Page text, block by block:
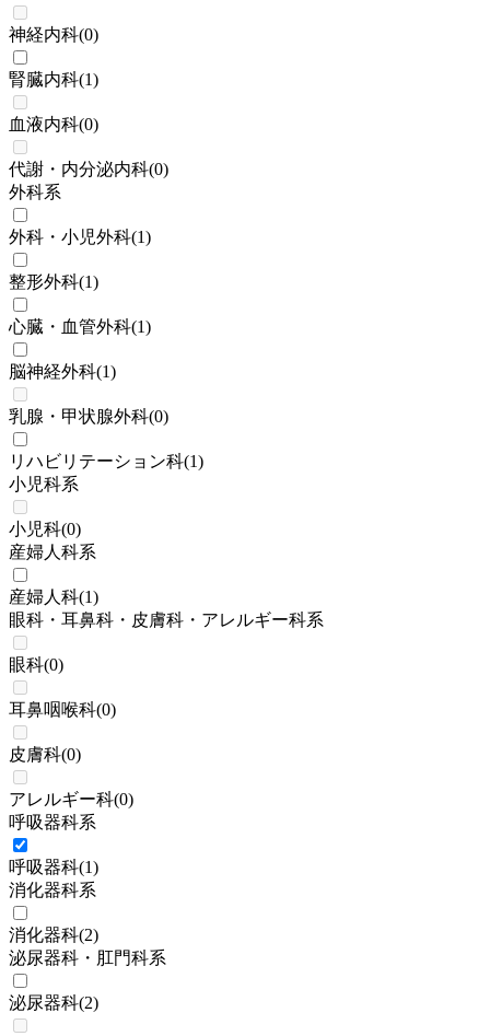
神経内科(0)
腎臓内科(1)
血液内科(0)
代謝・内分泌内科(0)
外科系
外科・小児外科(1)
整形外科(1)
心臓・血管外科(1)
脳神経外科(1)
乳腺・甲状腺外科(0)
リハビリテーション科(1)
小児科系
小児科(0)
産婦人科系
産婦人科(1)
眼科・耳鼻科・皮膚科・アレルギー科系
眼科(0)
耳鼻咽喉科(0)
皮膚科(0)
アレルギー科(0)
呼吸器科系
呼吸器科(1)
消化器科系
消化器科(2)
泌尿器科・肛門科系
泌尿器科(2)